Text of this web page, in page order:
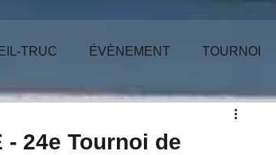
TRUC ÉVÈNEMENT TOURNOI
- 24e Tournoi de